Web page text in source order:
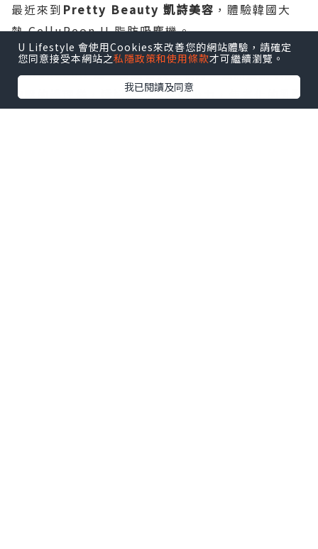
最近來到 Pretty Beauty 凱詩美容 ，體驗韓國大
熱 CelluReon II 脂肪吸塵機。
CelluReonII 是一台結合真空吸力、強烈震動以及
按壓的護理儀，透過熱力及真空吸力，使老化的乳酸
U Lifestyle 會使用Cookies來改善您的網站體驗，請確定
您同意接受本網站之私隱政策和使用條款才可繼續瀏覽。
我已閱讀及同意